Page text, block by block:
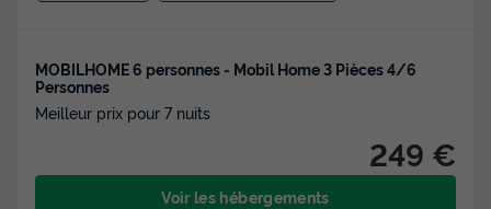
MOBILHOME 6 personnes - Mobil Home 3 Pièces 4/6
Personnes
Meilleur prix pour 7 nuits
249 €
Voir les hébergements